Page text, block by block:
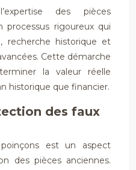
des pièces
processus rigoureux qui
recherche historique et
Cette démarche
la valeur réelle
historique que financier.
des faux
est un aspect
des pièces anciennes.